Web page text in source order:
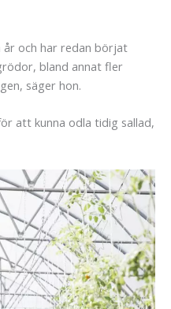
och har redan börjat
bland annat fler
säger hon.
att kunna odla tidig sallad,